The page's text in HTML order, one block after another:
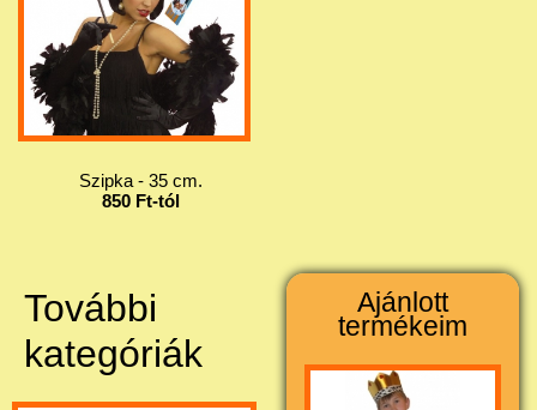
Szipka - 35 cm.
850 Ft-tól
További
kategóriák
Ajánlott
termékeim